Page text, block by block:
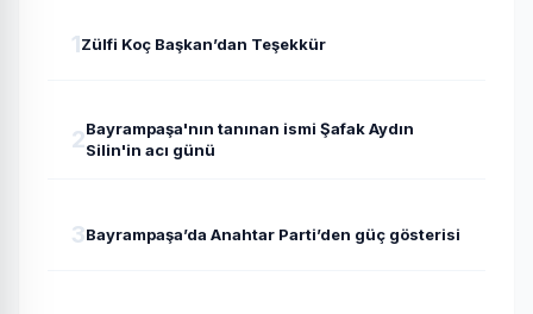
1Zülfi Koç Başkan’dan Teşekkür
2Bayrampaşa'nın tanınan ismi Şafak Aydın
Silin'in acı günü
3Bayrampaşa’da Anahtar Parti’den güç gösterisi